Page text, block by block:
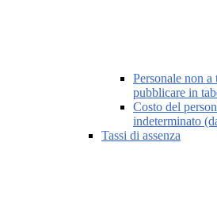
Personale non
pubblicare in
Costo del
indeterminato
Tassi di assenza